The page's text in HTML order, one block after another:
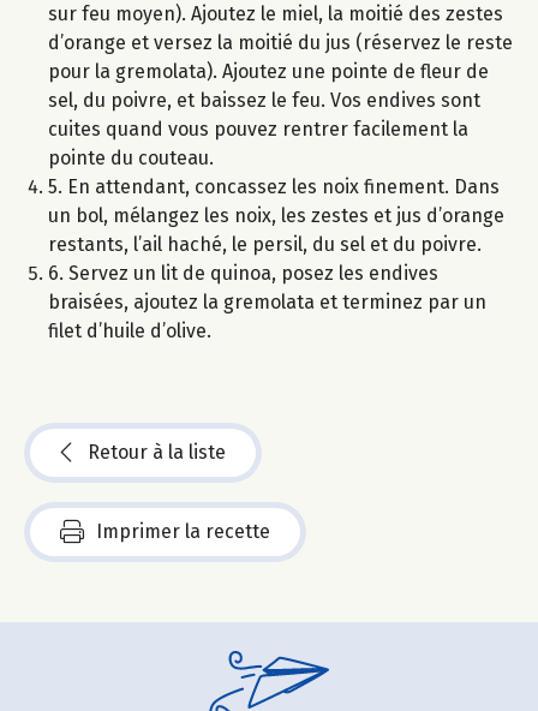
sur feu moyen). Ajoutez le miel, la moitié des zestes
d’orange et versez la moitié du jus (réservez le reste
pour la gremolata). Ajoutez une pointe de fleur de
sel, du poivre, et baissez le feu. Vos endives sont
cuites quand vous pouvez rentrer facilement la
pointe du couteau.
5. En attendant, concassez les noix finement. Dans
un bol, mélangez les noix, les zestes et jus d’orange
restants, l’ail haché, le persil, du sel et du poivre.
6. Servez un lit de quinoa, posez les endives
braisées, ajoutez la gremolata et terminez par un
filet d’huile d’olive.
Retour à la liste
Imprimer la recette